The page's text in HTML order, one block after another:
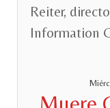
Reiter,
Information